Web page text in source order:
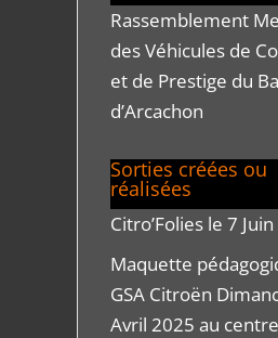
Rassemblement
des Véhicules de
et de Prestige du
d’Arcachon
Sorties créées ou
réalisées
Citro’Folies le 7
Maquette
GSA Citroën
Avril 2025 au centre